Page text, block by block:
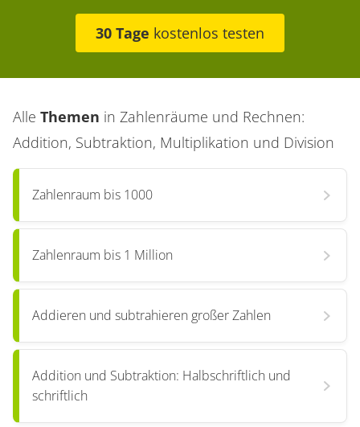
30 Tage kostenlos testen
Alle Themen in Zahlenräume und Rechnen:
Addition, Subtraktion, Multiplikation und Division
Zahlenraum bis 1000
Zahlenraum bis 1 Million
Addieren und subtrahieren großer Zahlen
Addition und Subtraktion: Halbschriftlich und
schriftlich